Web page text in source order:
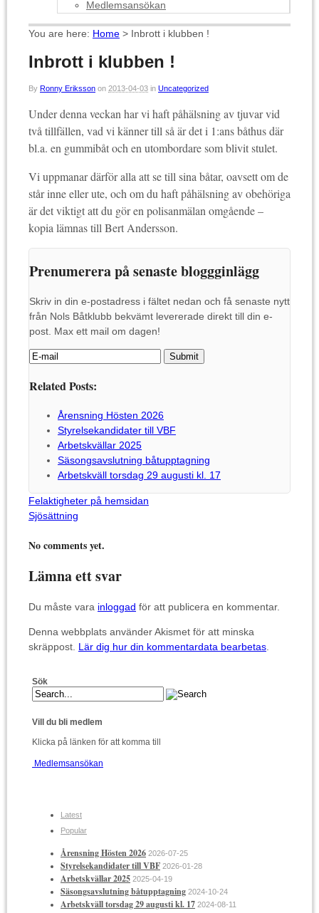
Medlemsansökan
You are here: Home > Inbrott i klubben !
Inbrott i klubben !
By Ronny Eriksson on 2013-04-03 in Uncategorized
Under denna veckan har vi haft påhälsning av tjuvar vid
två tillfällen, vad vi känner till så är det i 1:ans båthus där
bl.a. en gummibåt och en utombordare som blivit stulet.
Vi uppmanar därför alla att se till sina båtar, oavsett om de
står inne eller ute, och om du haft påhälsning av obehöriga
är det viktigt att du gör en polisanmälan omgående –
kopia lämnas till Bert Andersson.
Prenumerera på senaste bloggginlägg
Skriv in din e-postadress i fältet nedan och få senaste nytt
från Nols Båtklubb bekvämt levererade direkt till din e-
post. Max ett mail om dagen!
Related Posts:
Årensning Hösten 2026
Styrelsekandidater till VBF
Arbetskvällar 2025
Säsongsavslutning båtupptagning
Arbetskväll torsdag 29 augusti kl. 17
Felaktigheter på hemsidan
Sjösättning
No comments yet.
Lämna ett svar
Du måste vara inloggad för att publicera en kommentar.
Denna webbplats använder Akismet för att minska
skräppost. Lär dig hur din kommentardata bearbetas.
Sök
Vill du bli medlem
Klicka på länken för att komma till
Medlemsansökan
Latest
Popular
Årensning Hösten 2026 2026-07-25
Styrelsekandidater till VBF 2026-01-28
Arbetskvällar 2025 2025-04-19
Säsongsavslutning båtupptagning 2024-10-24
Arbetskväll torsdag 29 augusti kl. 17 2024-08-11